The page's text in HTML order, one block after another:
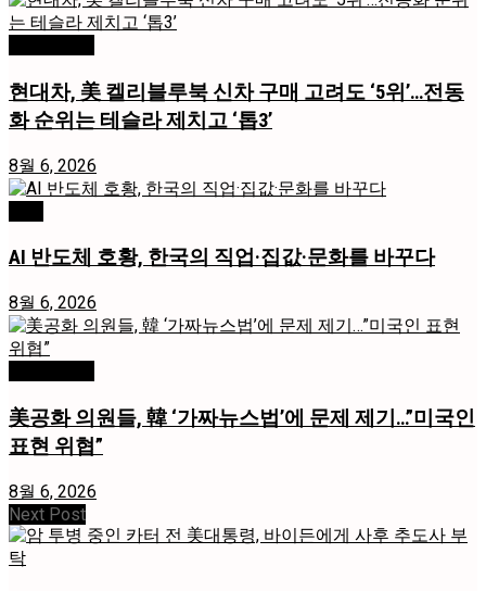
현대차, 美 켈리블루북 신차 구매 고려도 ‘5위’…전동
화 순위는 테슬라 제치고 ‘톱3’
8월 6, 2026
AI 반도체 호황, 한국의 직업·집값·문화를 바꾸다
8월 6, 2026
美공화 의원들, 韓 ‘가짜뉴스법’에 문제 제기…”미국인
표현 위협”
8월 6, 2026
Next Post